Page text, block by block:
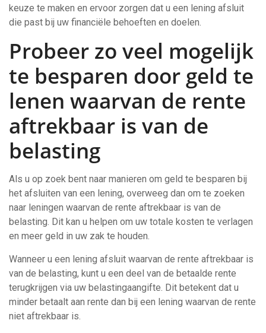
keuze te maken en ervoor zorgen dat u een lening afsluit
die past bij uw financiële behoeften en doelen.
Probeer zo veel mogelijk
te besparen door geld te
lenen waarvan de rente
aftrekbaar is van de
belasting
Als u op zoek bent naar manieren om geld te besparen bij
het afsluiten van een lening, overweeg dan om te zoeken
naar leningen waarvan de rente aftrekbaar is van de
belasting. Dit kan u helpen om uw totale kosten te verlagen
en meer geld in uw zak te houden.
Wanneer u een lening afsluit waarvan de rente aftrekbaar is
van de belasting, kunt u een deel van de betaalde rente
terugkrijgen via uw belastingaangifte. Dit betekent dat u
minder betaalt aan rente dan bij een lening waarvan de rente
niet aftrekbaar is.